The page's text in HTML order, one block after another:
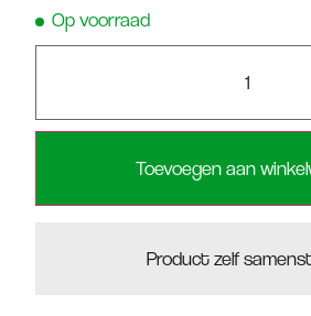
Op voorraad
Toevoegen aan
Product zelf